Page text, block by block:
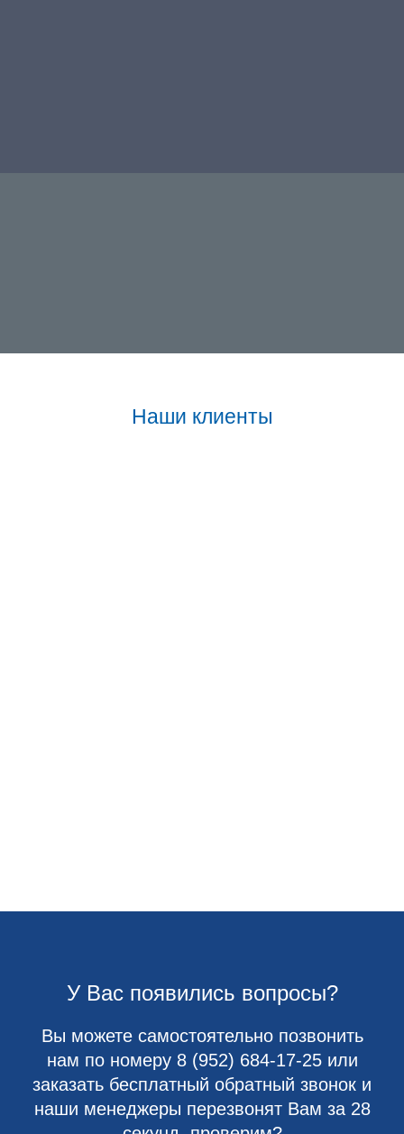
Наши клиенты
У Вас появились вопросы?
Вы можете самостоятельно позвонить
нам по номеру 8 (952) 684-17-25или
заказать бесплатный обратный звонок и
наши менеджеры перезвонят Вам за 28